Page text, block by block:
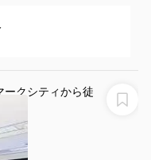
ークシティから徒